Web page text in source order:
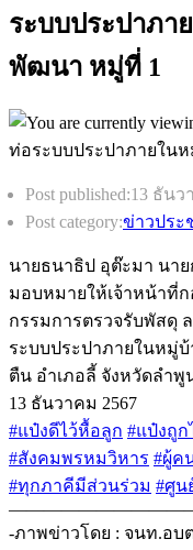
ระบบประปาภา
พัฒนา หมู่ที่ 1
Post published:13 ธันว
Post category:ข่าวประ
นายธนาธิป อุต๊ะมา นา
มอบหมายให้เจ้าหน้าที่
กรรมการตรวจรับพัสดุ
ระบบประปาภายในหมู่
ตืน อำเภอลี้ จังหวัดลำพู
13 ธันวาคม 2567
#แป๋งดีไว้หื้อลูก #แป๋งถู
#สังคมพรหมวิหาร #ผู้ค
#ทุกภาคีมีส่วนร่วม #ศู
-ภาพข่าวโดย : จนท.อบต